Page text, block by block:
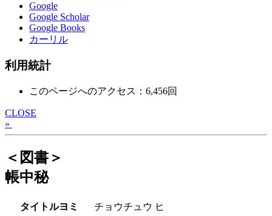
Google
Google Scholar
Google Books
カーリル
利用統計
このページへのアクセス：6,456回
CLOSE
»
＜図書＞
帳中秘
タイトルヨミ
チョウチュウ ヒ